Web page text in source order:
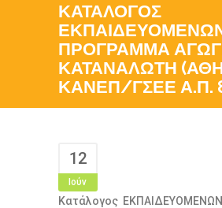
ΚΑΤΑΛΟΓΟΣ
ΠΡΟΓΡΑΜΜΑ
ΚΑΤΑΝΑΛΩΤΗ
ΚΑΝΕΠ/ΓΣΕΕ Α.Π.
12
Ιούν
Κατάλογος